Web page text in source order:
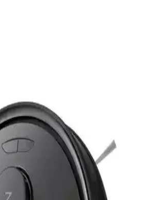
Çözümü
gelişmiş navigasyon ve güçlü
ıslak temizlik sunar. Uzaktan kontrol ve
artık daha kolay ve verimli.
Serie 130 Akıllı Robot
ve Özellikleri
Serie 130, gelişmiş teknolojisi ve çok yönlü